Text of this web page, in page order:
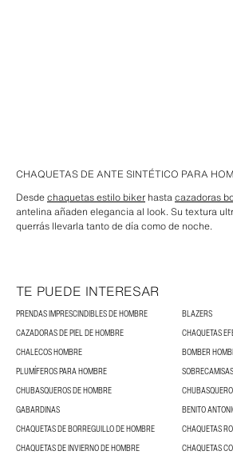
CHAQUETAS DE ANTE SINTÉTICO PARA
Desdechaquetas estilo biker hastacazadoras
antelina añaden elegancia al look. Su textura
querrás llevarla tanto de día como de noche.
TE PUEDE INTERESAR
PRENDAS IMPRESCINDIBLES DE HOMBRE
BLAZERS
CAZADORAS DE PIEL DE HOMBRE
CHAQUETAS
CHALECOS HOMBRE
BOMBER
PLUMÍFEROS PARA HOMBRE
CHUBASQUEROS DE HOMBRE
GABARDINAS
BENITO
CHAQUETAS DE BORREGUILLO DE HOMBRE
CHAQUETAS
CHAQUETAS DE INVIERNO DE HOMBRE
CHAQUETAS